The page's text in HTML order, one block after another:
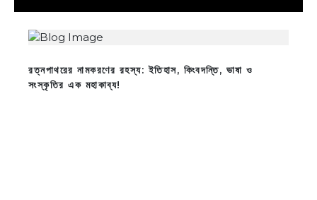
রত্নপাথরের নামকরণের রহস্য: ইতিহাস, কিংবদন্তি, ভাষা ও
সংস্কৃতির এক মহাকাব্য!